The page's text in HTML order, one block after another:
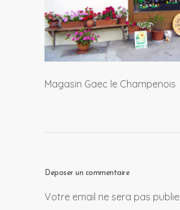
Magasin Gaec le Champenois
Deposer un commentaire
Votre email ne sera pas publie